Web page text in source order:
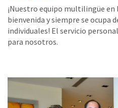
¡Nuestro equipo multilingüe en
bienvenida y siempre se ocupa
individuales! El servicio
para nosotros.